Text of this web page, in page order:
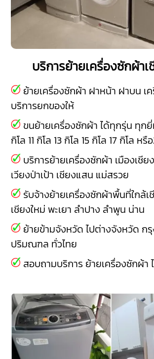
บริการย้ายเครื่องซักผ้าเ
ย้ายเครื่องซักผ้า ฝาหน้า ฝาบน เ
บริการยกของให้
ขนย้ายเครื่องซักผ้า ได้ทุกรุ่น ทุก
กิโล 11 กิโล 13 กิโล 15 กิโล 17 กิโล ห
บริการย้ายเครื่องซักผ้า เมืองเชีย
เวียงป่าเป้า เชียงแสน แม่สรวย
รับจ้างย้ายเครื่องซักผ้าพื้นที่ใกล้เ
เชียงใหม่ พะเยา ลำปาง ลำพูน น่าน
ย้ายข้ามจังหวัด ไปต่างจังหวัด ก
ปริมณฑล ทั่วไทย
สอบถามบริการ ย้ายเครื่องซักผ้า